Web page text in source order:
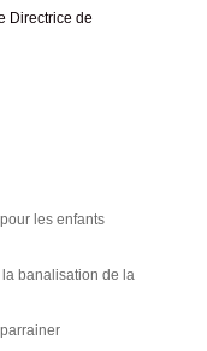
Directrice de
les enfants
banalisation de la